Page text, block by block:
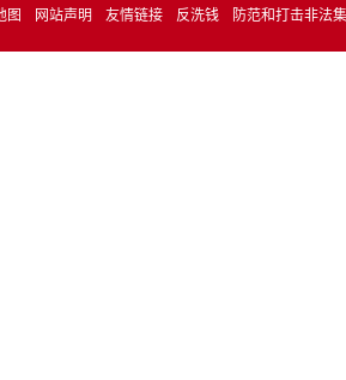
图 网站声明 友情链接 反洗钱 防范和打击非法